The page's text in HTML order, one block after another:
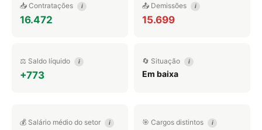
📥 Contratações i
16.472
📤 Demissões i
15.699
⚖️ Saldo líquido i
+773
🔄 Situação i
Em baixa
💰 Salário médio do setor i 🎯 Cargos distintos i